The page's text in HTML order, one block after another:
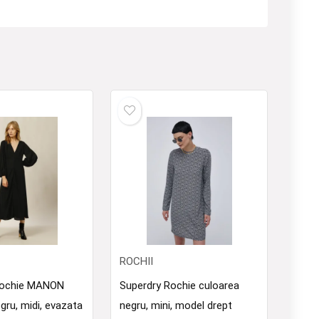
MANON
midi, evazata
ROCHII
Superdry Rochie culoarea
negru, mini, model drept